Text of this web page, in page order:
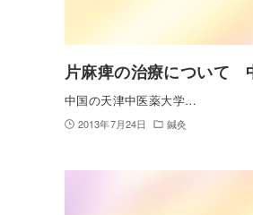
片麻痺の治療について
中国の天津中医薬大学…
2013年7月24日 鍼灸